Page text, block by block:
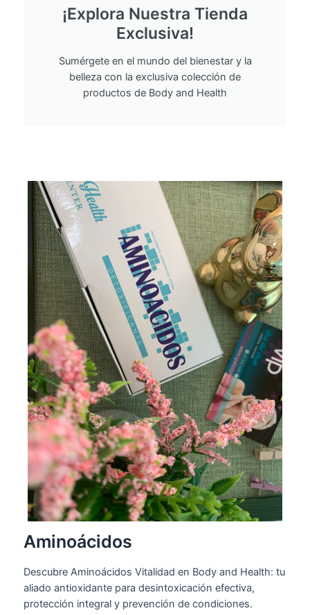
¡Explora Nuestra Tienda
Exclusiva!
Sumérgete en el mundo del bienestar y la
belleza con la exclusiva colección de
productos de Body and Health
Aminoácidos
Descubre Aminoácidos Vitalidad en Body and Health: tu
aliado antioxidante para desintoxicación efectiva,
protección integral y prevención de condiciones.